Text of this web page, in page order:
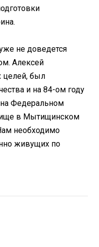
не доведется
Алексей
целей, был
и на 84-ом году
Федеральном
в Мытищинском
необходимо
живущих по